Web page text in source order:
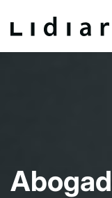
Abogad